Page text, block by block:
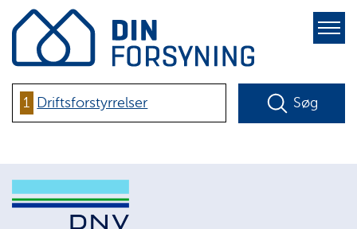
pure-
toggle-
1 Driftsforstyrrelser Søg